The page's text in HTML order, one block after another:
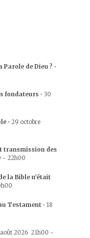
Parole de Dieu ? •
fondateurs • 30
• 29 octobre
transmission des
- 22h00
la Bible n’était
Testament • 18
août 2026 21h00 -